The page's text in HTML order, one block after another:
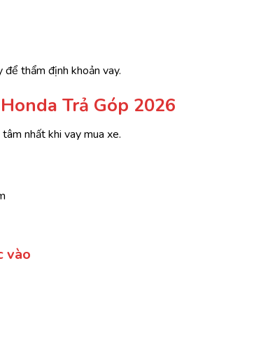
để thẩm định khoản vay.
Trả Góp 2026
nhất khi vay mua xe.
vào